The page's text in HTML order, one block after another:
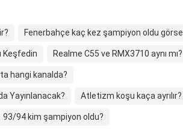
Fenerbahçe kaç kez şampiyon oldu
Keşfedin Realme C55 ve RMX3710 aynı mı?
hangi kanalda?
Yayınlanacak? Atletizm koşu kaça ayrılır?
93/94 kim şampiyon oldu?